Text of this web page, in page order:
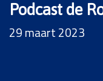
Podcast de
29 maart 2023